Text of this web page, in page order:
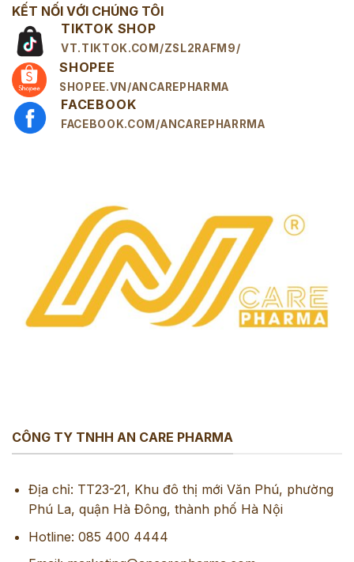
KẾT NỐI VỚI CHÚNG TÔI
TIKTOK SHOP
VT.TIKTOK.COM/ZSL2RAFM9/
SHOPEE
SHOPEE.VN/ANCAREPHARMA
FACEBOOK
FACEBOOK.COM/ANCAREPHARRMA
CÔNG TY TNHH AN CARE PHARMA
Địa chỉ: TT23-21, Khu đô thị mới Văn Phú, phường
Phú La, quận Hà Đông, thành phố Hà Nội
Hotline: 085 400 4444